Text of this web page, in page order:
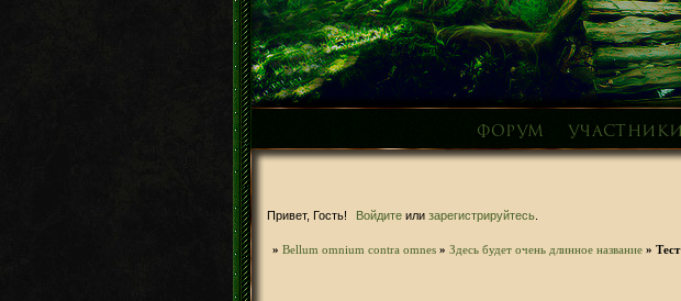
Форум Участники
Привет, Гость! Войдите или зарегистрируйтесь
» Bellum omnium contra omnes » Здесь будет очень длинное название » Тест